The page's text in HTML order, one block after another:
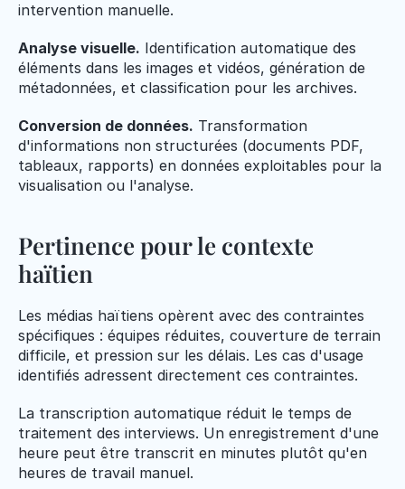
intervention manuelle.
Analyse visuelle. Identification automatique des
éléments dans les images et vidéos, génération de
métadonnées, et classification pour les archives.
Conversion de données. Transformation
d'informations non structurées (documents PDF,
tableaux, rapports) en données exploitables pour la
visualisation ou l'analyse.
Pertinence pour le contexte
haïtien
Les médias haïtiens opèrent avec des contraintes
spécifiques : équipes réduites, couverture de terrain
difficile, et pression sur les délais. Les cas d'usage
identifiés adressent directement ces contraintes.
La transcription automatique réduit le temps de
traitement des interviews. Un enregistrement d'une
heure peut être transcrit en minutes plutôt qu'en
heures de travail manuel.